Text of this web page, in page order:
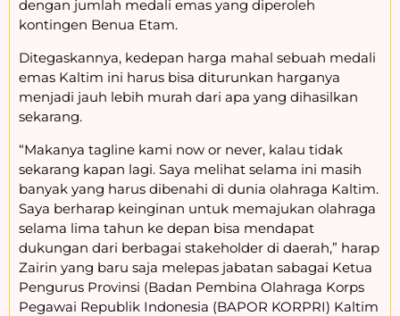
dengan jumlah medali emas yang diperoleh
kontingen Benua Etam.
Ditegaskannya, kedepan harga mahal sebuah medali
emas Kaltim ini harus bisa diturunkan harganya
menjadi jauh lebih murah dari apa yang dihasilkan
sekarang.
“Makanya tagline kami now or never, kalau tidak
sekarang kapan lagi. Saya melihat selama ini masih
banyak yang harus dibenahi di dunia olahraga Kaltim.
Saya berharap keinginan untuk memajukan olahraga
selama lima tahun ke depan bisa mendapat
dukungan dari berbagai stakeholder di daerah,” harap
Zairin yang baru saja melepas jabatan sabagai Ketua
Pengurus Provinsi (Badan Pembina Olahraga Korps
Pegawai Republik Indonesia (BAPOR KORPRI) Kaltim